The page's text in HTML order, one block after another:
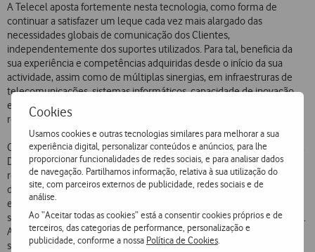
Cookies
Usamos cookies e outras tecnologias similares para melhorar a sua
experiência digital, personalizar conteúdos e anúncios, para lhe
proporcionar funcionalidades de redes sociais, e para analisar dados
de navegação. Partilhamos informação, relativa à sua utilização do
site, com parceiros externos de publicidade, redes sociais e de
análise.
Ao “Aceitar todas as cookies” está a consentir cookies próprios e de
terceiros, das categorias de performance, personalização e
publicidade, conforme a nossa Política de Cookies
A Telecel aposta fortemente nesta tecnologia, como forma de
continuar a satisfazer um leque cada vez mais alargado das
necessidades globais de comunicação dos Clientes,
independentemente dos suportes utilizados. Para tal, beneficia da
sua experiência e competências adquiridas desde o início da sua
actividade, assim como de múltiplas sinergias, em infraestruras de
telecomunicações, sistemas informáticos, capacidade de inovação
em marketing e serviços, Serviço de Apoio ao Cliente e uma vasta
rede de distribuição, presente em todo o país.
O investimento no projecto situa-se acima dos 20 milhões de contos.
De notar que este montante não inclui investimentos avultados, já
realizados pela Telecel, em capacidade de comutação ou sistemas
de facturação que serão utilizados neste projecto. Os investimentos
em instalações para as estações de base são também
substancialmente reduzidos, devido às sinergias com o negócio GSM.
A Telecel vai usar na máxima extensão possível as instalações das
suas mais de 1000 antenas-base do sistema GSM, bem como a